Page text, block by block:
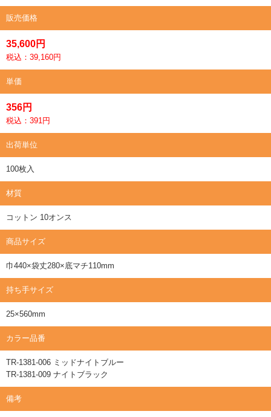
販売価格
35,600円
税込：39,160円
単価
356円
税込：391円
出荷単位
100枚入
材質
コットン 10オンス
商品サイズ
巾440×袋丈280×底マチ110mm
持ち手サイズ
25×560mm
カラー品番
TR-1381-006 ミッドナイトブルー
TR-1381-009 ナイトブラック
備考